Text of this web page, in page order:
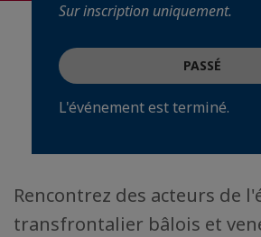
Sur inscription uniquement.
PASSÉ
L'événement est terminé.
Rencontrez des acteurs de
transfrontalier bâlois et